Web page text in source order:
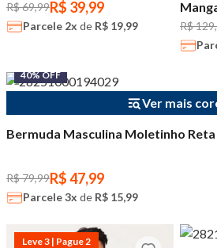
R$ 69,99R$ 39,99
Parcele 2x de R$ 19,99 R$
40% OFF
Ver mais
Bermuda Masculina Moletinho Reta
R$ 79,99R$ 47,99
Parcele3x de R$ 15,99
Leve 3 | Pague 2